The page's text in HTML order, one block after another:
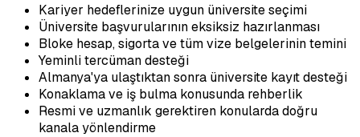
Kariyer hedeflerinize uygun üniversite seçimi
Üniversite başvurularının eksiksiz hazırlanması
Bloke hesap, sigorta ve tüm vize belgelerinin temini
Yeminli tercüman desteği
Almanya'ya ulaştıktan sonra üniversite kayıt desteği
Konaklama ve iş bulma konusunda rehberlik
Resmi ve uzmanlık gerektiren konularda doğru
kanala yönlendirme